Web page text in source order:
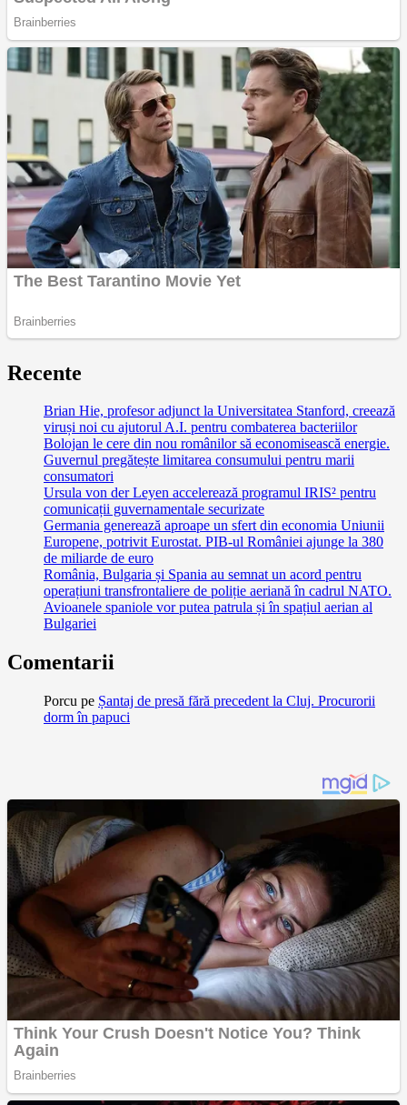
Recente
Brian Hie, profesor adjunct la Universitatea Stanford, creează
viruși noi cu ajutorul A.I. pentru combaterea bacteriilor
Bolojan le cere din nou românilor să economisească energie.
Guvernul pregătește limitarea consumului pentru marii
consumatori
Ursula von der Leyen accelerează programul IRIS² pentru
comunicații guvernamentale securizate
Germania generează aproape un sfert din economia Uniunii
Europene, potrivit Eurostat. PIB-ul României ajunge la 380
de miliarde de euro
România, Bulgaria și Spania au semnat un acord pentru
operațiuni transfrontaliere de poliție aeriană în cadrul NATO.
Avioanele spaniole vor putea patrula și în spațiul aerian al
Bulgariei
Comentarii
Porcu pe Șantaj de presă fără precedent la Cluj. Procurorii
dorm în papuci